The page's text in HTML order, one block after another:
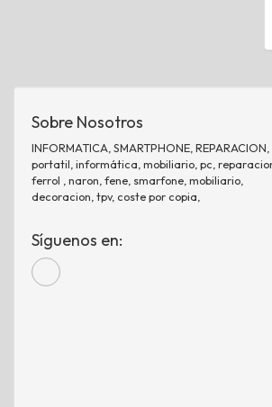
Sobre Nosotros
INFORMATICA, SMARTPHONE, REPARACION,
portatil, informática, mobiliario, pc,
ferrol , naron, fene, smarfone, mobiliario,
decoracion, tpv, coste por copia,
Síguenos en: